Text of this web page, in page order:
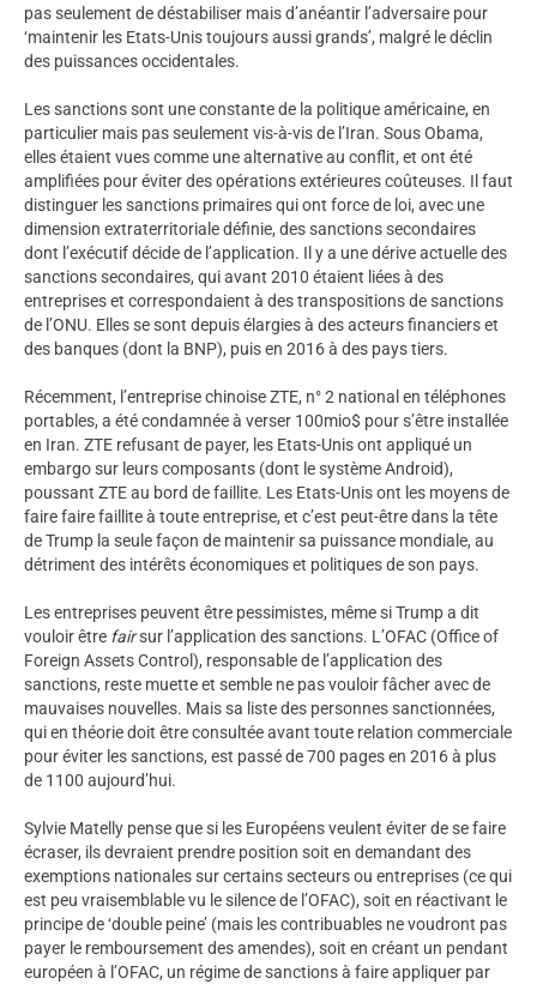
pas seulement de déstabiliser mais d’anéantir l’adversaire pour
‘maintenir les Etats-Unis toujours aussi grands’, malgré le déclin
des puissances occidentales.
Les sanctions sont une constante de la politique américaine, en
particulier mais pas seulement vis-à-vis de l’Iran. Sous Obama,
elles étaient vues comme une alternative au conflit, et ont été
amplifiées pour éviter des opérations extérieures coûteuses. Il faut
distinguer les sanctions primaires qui ont force de loi, avec une
dimension extraterritoriale définie, des sanctions secondaires
dont l’exécutif décide de l’application. Il y a une dérive actuelle des
sanctions secondaires, qui avant 2010 étaient liées à des
entreprises et correspondaient à des transpositions de sanctions
de l’ONU. Elles se sont depuis élargies à des acteurs financiers et
des banques (dont la BNP), puis en 2016 à des pays tiers.
Récemment, l’entreprise chinoise ZTE, n° 2 national en téléphones
portables, a été condamnée à verser 100mio$ pour s’être installée
en Iran. ZTE refusant de payer, les Etats-Unis ont appliqué un
embargo sur leurs composants (dont le système Android),
poussant ZTE au bord de faillite. Les Etats-Unis ont les moyens de
faire faire faillite à toute entreprise, et c’est peut-être dans la tête
de Trump la seule façon de maintenir sa puissance mondiale, au
détriment des intérêts économiques et politiques de son pays.
Les entreprises peuvent être pessimistes, même si Trump a dit
vouloir être fairsur l’application des sanctions. L’OFAC (Office of
Foreign Assets Control), responsable de l’application des
sanctions, reste muette et semble ne pas vouloir fâcher avec de
mauvaises nouvelles. Mais sa liste des personnes sanctionnées,
qui en théorie doit être consultée avant toute relation commerciale
pour éviter les sanctions, est passé de 700 pages en 2016 à plus
de 1100 aujourd’hui.
Sylvie Matelly pense que si les Européens veulent éviter de se faire
écraser, ils devraient prendre position soit en demandant des
exemptions nationales sur certains secteurs ou entreprises (ce qui
est peu vraisemblable vu le silence de l’OFAC), soit en réactivant le
principe de ‘double peine’ (mais les contribuables ne voudront pas
payer le remboursement des amendes), soit en créant un pendant
européen à l’OFAC, un régime de sanctions à faire appliquer par